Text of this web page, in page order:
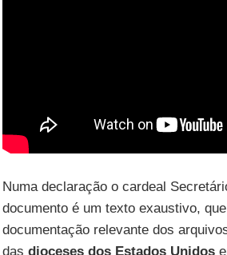
Numa declaração o cardeal
documento é um texto exaustivo,
documentação relevante dos
das dioceses dos Estados Unidos